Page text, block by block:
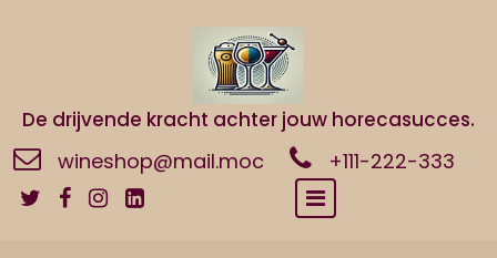
De drijvende kracht achter jouw horecasucces.
wineshop@mail.moc +111-222-333